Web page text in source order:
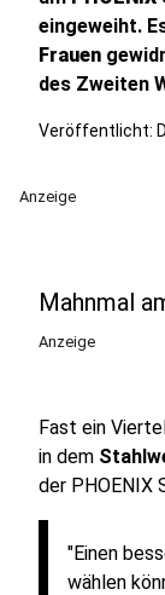
eingeweiht.
Frauen
des Zweiten
Veröffentlicht:
Anzeige
Mahnmal
Anzeige
Fast ein
in dem
der PHOENIX
"Einen
wählen